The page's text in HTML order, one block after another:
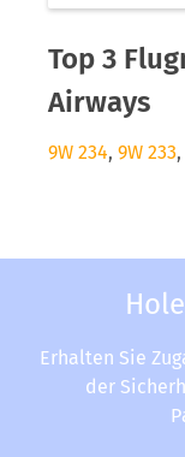
Top 3
Airways
9W 234, 9W 233,
Erhalten Sie
der